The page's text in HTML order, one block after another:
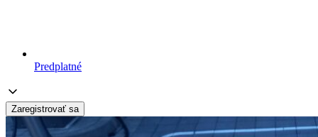
Predplatné
Zaregistrovať sa